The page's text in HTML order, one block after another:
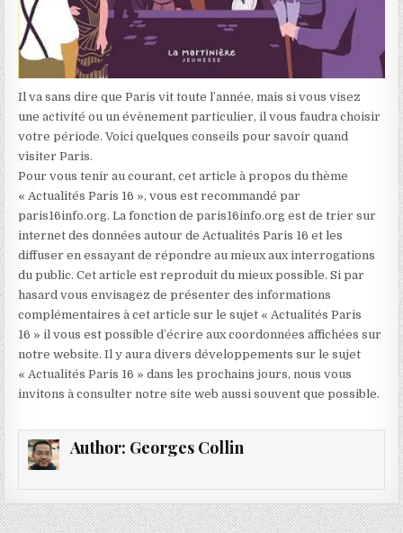
Il va sans dire que Paris vit toute l’année, mais si vous visez
une activité ou un évènement particulier, il vous faudra choisir
votre période. Voici quelques conseils pour savoir quand
visiter Paris.
Pour vous tenir au courant, cet article à propos du thème
« Actualités Paris 16 », vous est recommandé par
paris16info.org. La fonction de paris16info.org est de trier sur
internet des données autour de Actualités Paris 16 et les
diffuser en essayant de répondre au mieux aux interrogations
du public. Cet article est reproduit du mieux possible. Si par
hasard vous envisagez de présenter des informations
complémentaires à cet article sur le sujet « Actualités Paris
16 » il vous est possible d’écrire aux coordonnées affichées sur
notre website. Il y aura divers développements sur le sujet
« Actualités Paris 16 » dans les prochains jours, nous vous
invitons à consulter notre site web aussi souvent que possible.
Author: Georges Collin